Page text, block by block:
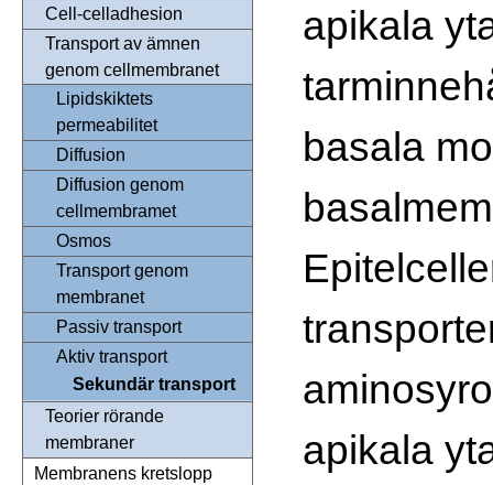
Cell-celladhesion
Transport av ämnen
genom cellmembranet
Lipidskiktets
permeabilitet
Diffusion
Diffusion genom
cellmembramet
Osmos
Transport genom
membranet
Passiv transport
Aktiv transport
Sekundär transport
Teorier rörande
membraner
Membranens kretslopp
apikala
basala
apikala